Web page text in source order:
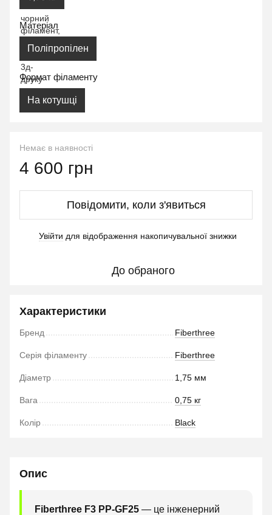
Матеріал
Поліпропілен
Формат філаменту
На котушці
Немає в наявності
4 600 грн
Повідомити, коли з'явиться
Увійти для відображення накопичувальної знижки
До обраного
Характеристики
Бренд Fiberthree
Серія філаменту Fiberthree
Діаметр 1,75 мм
Вага 0,75 кг
Колір Black
Опис
Fiberthree F3 PP-GF25 — це інженерний